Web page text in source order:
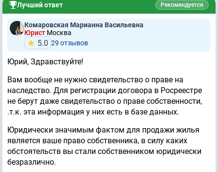
Лучший ответ Рекомендуется
Комаровская Марианна Васильевна
Юрист Москва
5.0 29 отзывов
Юрий, Здравствуйте!
Вам вообще не нужно свидетельство о праве на
наследство. Для регистрации договора в Росреестре
не берут даже свидетельство о праве собственности,
.т.к. эта информация у них есть в базе данных.
Юридически значимым фактом для продажи жилья
является ваше право собственника, в силу каких
обстоятельств вы стали собственником юридически
безразлично.